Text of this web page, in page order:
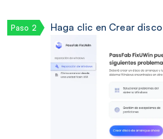
Haga clic en Crear